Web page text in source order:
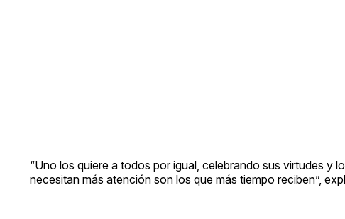
“Uno los quiere a todos por igual, celebrando sus virtudes y
necesitan más atención son los que más tiempo reciben”,